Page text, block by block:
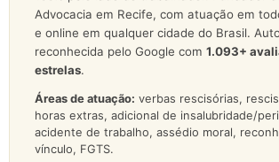
Advocacia em Recife, com atuação em
e online em qualquer cidade do Brasil.
reconhecida pelo Google com 1.093+
estrelas.
Áreas de atuação: verbas rescisórias,
horas extras, adicional de insalubridade/
acidente de trabalho, assédio moral,
vínculo, FGTS.